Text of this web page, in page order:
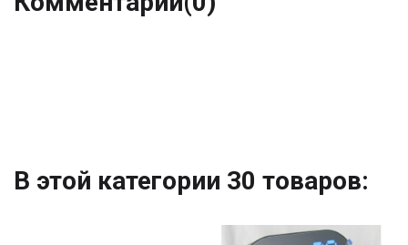
В этой категории 30 товаров: